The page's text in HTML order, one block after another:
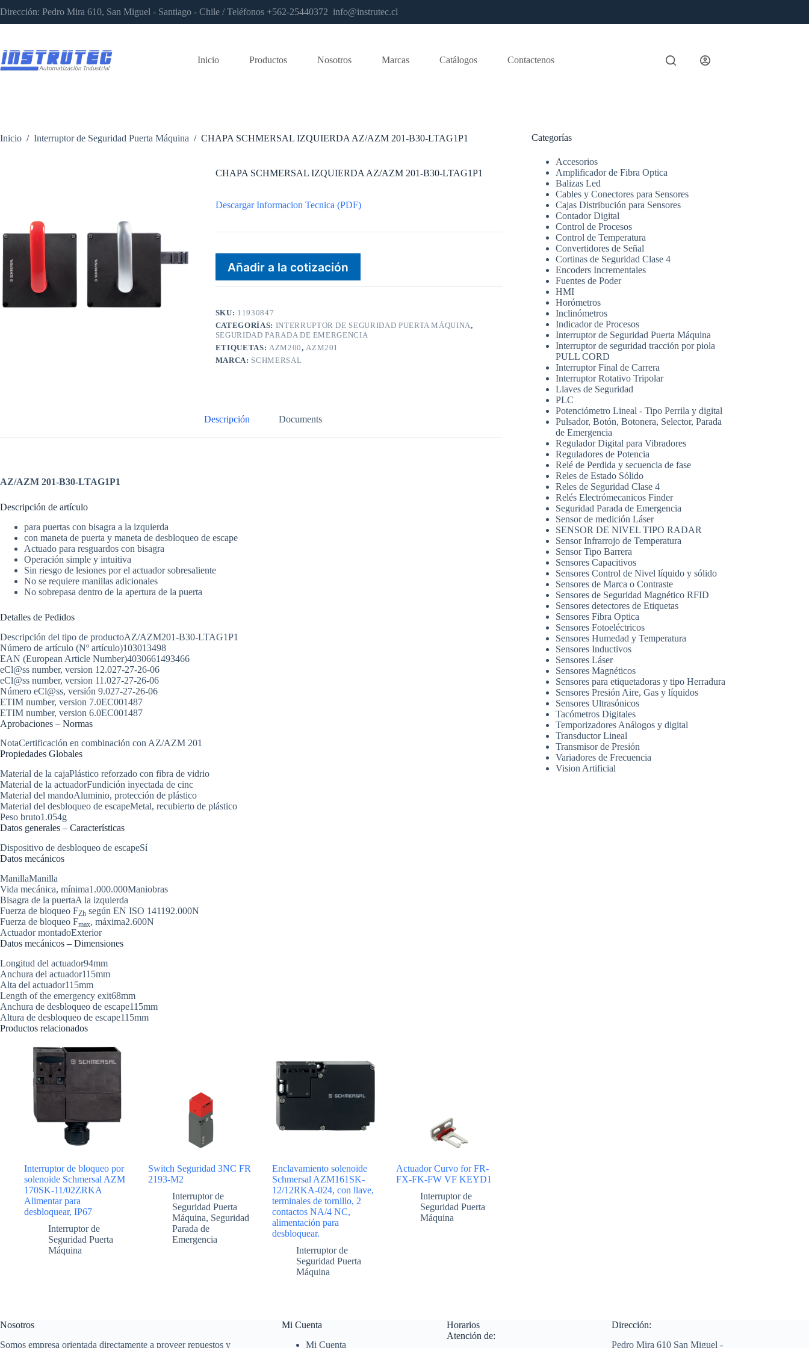
al
contenido
Dirección: Pedro Mira 610, San Miguel - Santiago - Chile / Teléfonos +562-25440372 info@instrutec.cl
Inicio Productos Nosotros Marcas Catálogos Contactenos
Inicio / Interruptor de Seguridad Puerta Máquina / CHAPA SCHMERSAL IZQUIERDA AZ/AZM 201-B30-LTAG1P1
CHAPA SCHMERSAL IZQUIERDA AZ/AZM 201-B30-LTAG1P1
Descargar Informacion Tecnica (PDF)
Añadir a la cotización
SKU: 11930847
CATEGORÍAS: INTERRUPTOR DE SEGURIDAD PUERTA MÁQUINA,
SEGURIDAD PARADA DE EMERGENCIA
ETIQUETAS: AZM200,AZM201
MARCA: SCHMERSAL
Descripción Documents
AZ/AZM 201-B30-LTAG1P1
Descripción de artículo
para puertas con bisagra a la izquierda
con maneta de puerta y maneta de desbloqueo de escape
Actuado para resguardos con bisagra
Operación simple y intuitiva
Sin riesgo de lesiones por el actuador sobresaliente
No se requiere manillas adicionales
No sobrepasa dentro de la apertura de la puerta
Detalles de Pedidos
Descripción del tipo de productoAZ/AZM201-B30-LTAG1P1
Número de artículo (Nº artículo)103013498
EAN (European Article Number)4030661493466
eCl@ss number, version 12.027-27-26-06
eCl@ss number, version 11.027-27-26-06
Número eCl@ss, versión 9.027-27-26-06
ETIM number, version 7.0EC001487
ETIM number, version 6.0EC001487
Aprobaciones – Normas
NotaCertificación en combinación con AZ/AZM 201
Propiedades Globales
Material de la cajaPlástico reforzado con fibra de vidrio
Material de la actuadorFundición inyectada de cinc
Material del mandoAluminio, protección de plástico
Material del desbloqueo de escapeMetal, recubierto de plástico
Peso bruto1.054g
Datos generales – Características
Dispositivo de desbloqueo de escapeSí
Datos mecánicos
ManillaManilla
Vida mecánica, mínima1.000.000Maniobras
Bisagra de la puertaA la izquierda
Fuerza de bloqueo FZh según EN ISO 141192.000N
Fuerza de bloqueo Fmax, máxima2.600N
Actuador montadoExterior
Datos mecánicos – Dimensiones
Longitud del actuador94mm
Anchura del actuador115mm
Alta del actuador115mm
Length of the emergency exit68mm
Anchura de desbloqueo de escape115mm
Altura de desbloqueo de escape115mm
Productos relacionados
Interruptor de bloqueo por
solenoide Schmersal AZM
170SK-11/02ZRKA
Alimentar para
desbloquear, IP67
Interruptor de
Seguridad Puerta
Máquina
Switch Seguridad 3NC FR
2193-M2
Interruptor de
Seguridad Puerta
Máquina, Seguridad
Parada de
Emergencia
Enclavamiento solenoide
Schmersal AZM161SK-
12/12RKA-024, con llave,
terminales de tornillo, 2
contactos NA/4 NC,
alimentación para
desbloquear.
Interruptor de
Seguridad Puerta
Máquina
Actuador Curvo for FR-
FX-FK-FW VF KEYD1
Interruptor de
Seguridad Puerta
Máquina
Categorías
Accesorios
Amplificador de Fibra Optica
Balizas Led
Cables y Conectores para Sensores
Cajas Distribución para Sensores
Contador Digital
Control de Procesos
Control de Temperatura
Convertidores de Señal
Cortinas de Seguridad Clase 4
Encoders Incrementales
Fuentes de Poder
HMI
Horómetros
Inclinómetros
Indicador de Procesos
Interruptor de Seguridad Puerta Máquina
Interruptor de seguridad tracción por piola
PULL CORD
Interruptor Final de Carrera
Interruptor Rotativo Tripolar
Llaves de Seguridad
PLC
Potenciómetro Lineal - Tipo Perrila y digital
Pulsador, Botón, Botonera, Selector, Parada
de Emergencia
Regulador Digital para Vibradores
Reguladores de Potencia
Relé de Perdida y secuencia de fase
Reles de Estado Sólido
Reles de Seguridad Clase 4
Relés Electrómecanicos Finder
Seguridad Parada de Emergencia
Sensor de medición Láser
SENSOR DE NIVEL TIPO RADAR
Sensor Infrarrojo de Temperatura
Sensor Tipo Barrera
Sensores Capacitivos
Sensores Control de Nivel líquido y sólido
Sensores de Marca o Contraste
Sensores de Seguridad Magnético RFID
Sensores detectores de Etiquetas
Sensores Fibra Optica
Sensores Fotoeléctricos
Sensores Humedad y Temperatura
Sensores Inductivos
Sensores Láser
Sensores Magnéticos
Sensores para etiquetadoras y tipo Herradura
Sensores Presión Aire, Gas y líquidos
Sensores Ultrasónicos
Tacómetros Digitales
Temporizadores Análogos y digital
Transductor Lineal
Transmisor de Presión
Variadores de Frecuencia
Vision Artificial
Nosotros
Somos empresa orientada directamente a proveer repuestos y
Mi Cuenta
Mi Cuenta
Horarios
Atención de:
Dirección:
Pedro Mira 610 San Miguel -